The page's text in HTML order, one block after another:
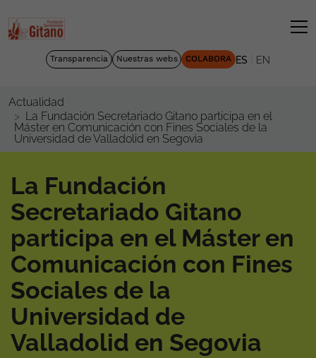
Transparencia Nuestras webs COLABORA ES EN
Actualidad
La Fundación Secretariado Gitano participa en el
Máster en Comunicación con Fines Sociales de la
Universidad de Valladolid en Segovia
La Fundación
Secretariado Gitano
participa en el Máster en
Comunicación con Fines
Sociales de la
Universidad de
Valladolid en Segovia